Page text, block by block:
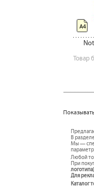
Товар
А4
В
Мы —
Любой
При
Для
Каталог